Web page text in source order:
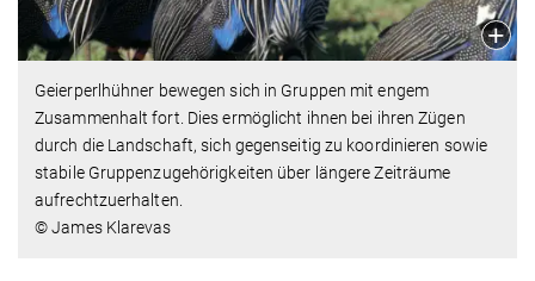
Geierperlhühner bewegen sich in Gruppen mit engem
Zusammenhalt fort. Dies ermöglicht ihnen bei ihren Zügen
durch die Landschaft, sich gegenseitig zu koordinieren sowie
stabile Gruppenzugehörigkeiten über längere Zeiträume
aufrechtzuerhalten.
© James Klarevas